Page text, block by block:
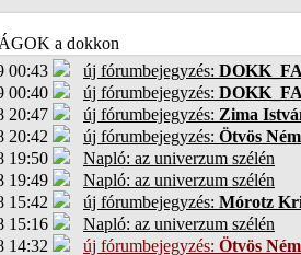
a dokkon
00:43
új fórumbejegyzés:
00:40
új fórumbejegyzés:
20:47
új fórumbejegyzés: Zima
20:42
új fórumbejegyzés: Ötvös
19:50
Napló: az univerzum szélén
19:49
Napló: az univerzum szélén
15:42
új fórumbejegyzés: Mórotz
15:16
Napló: az univerzum szélén
14:32
új fórumbejegyzés: Ötvös